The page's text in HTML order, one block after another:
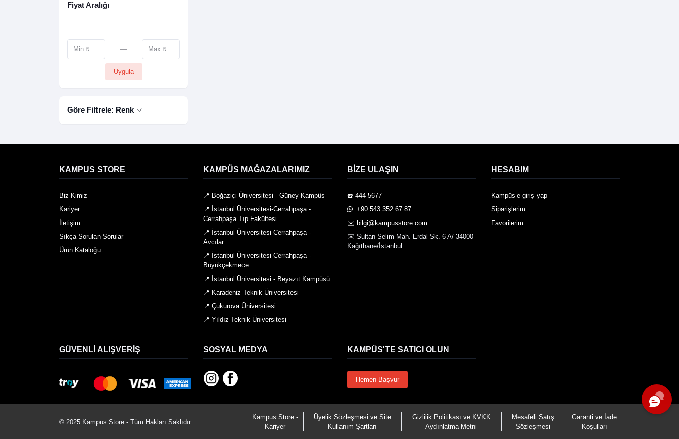
Fiyat Aralığı
—
Uygula
Göre Filtrele: Renk
KAMPUS STORE
Biz Kimiz
Kariyer
İletişim
Sıkça Sorulan Sorular
Ürün Kataloğu
KAMPÜS MAĞAZALARIMIZ
📍 Boğaziçi Üniversitesi - Güney Kampüs
📍 İstanbul Üniversitesi-Cerrahpaşa -
Cerrahpaşa Tıp Fakültesi
📍 İstanbul Üniversitesi-Cerrahpaşa -
Avcılar
📍 İstanbul Üniversitesi-Cerrahpaşa -
Büyükçekmece
📍 İstanbul Üniversitesi - Beyazıt Kampüsü
📍 Karadeniz Teknik Üniversitesi
📍 Çukurova Üniversitesi
📍 Yıldız Teknik Üniversitesi
BIZE ULAŞIN
☎️ 444-5677
️ +90 543 352 67 87
✉️ bilgi@kampusstore.com
✉️ Sultan Selim Mah. Erdal Sk. 6 A/ 34000
Kağıthane/İstanbul
HESABIM
Kampüs’e giriş yap
Siparişlerim
Favorilerim
GÜVENLI ALIŞVERIŞ SOSYAL MEDYA KAMPÜS'TE SATICI OLUN
Hemen Başvur
© 2025 Kampus Store - Tüm Hakları Saklıdır
Kampus Store -
Kariyer
Üyelik Sözleşmesi ve Site
Kullanım Şartları
Gizlilik Politikası ve KVKK
Aydınlatma Metni
Mesafeli Satış
Sözleşmesi
Garanti ve İade
Koşulları